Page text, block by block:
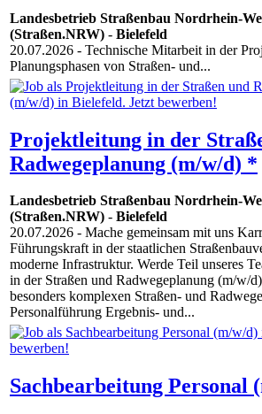
Landesbetrieb Straßenbau Nordrhein-
(Straßen.NRW) - Bielefeld
20.07.2026 - Technische Mitarbeit in der
Planungsphasen von Straßen- und...
Projektleitung in der
Radwegeplanung (m/w/d) *
Landesbetrieb Straßenbau Nordrhein-
(Straßen.NRW) - Bielefeld
20.07.2026 - Mache gemeinsam mit uns
Führungskraft in der staatlichen
moderne Infrastruktur. Werde Teil unseres
in der Straßen und Radwegeplanung (m/w/
besonders komplexen Straßen- und
Personalführung Ergebnis- und...
Sachbearbeitung Personal